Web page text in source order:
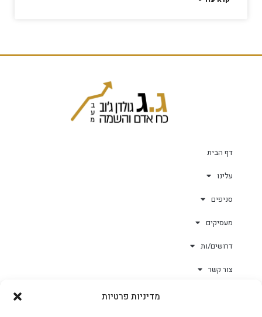
מדיניות פרטיות
דף הבית
עלינו
סניפים
מעסיקים
דרושים/ות
צור קשר